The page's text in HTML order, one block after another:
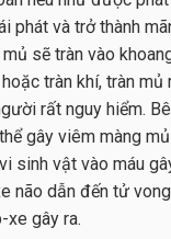
phát và trở thành
sẽ tràn vào
tràn khí, tràn
rất nguy hiểm.
gây viêm màng
sinh vật vào máu
não dẫn đến tử
xe gây ra.